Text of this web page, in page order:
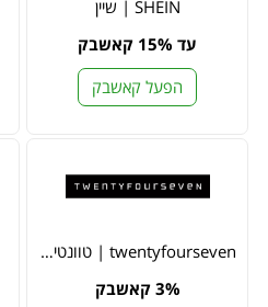
SHEIN | שיין
עד 15% קאשבק
הפעל קאשבק
twentyfourseven | טוונטי פור סבן
3% קאשבק